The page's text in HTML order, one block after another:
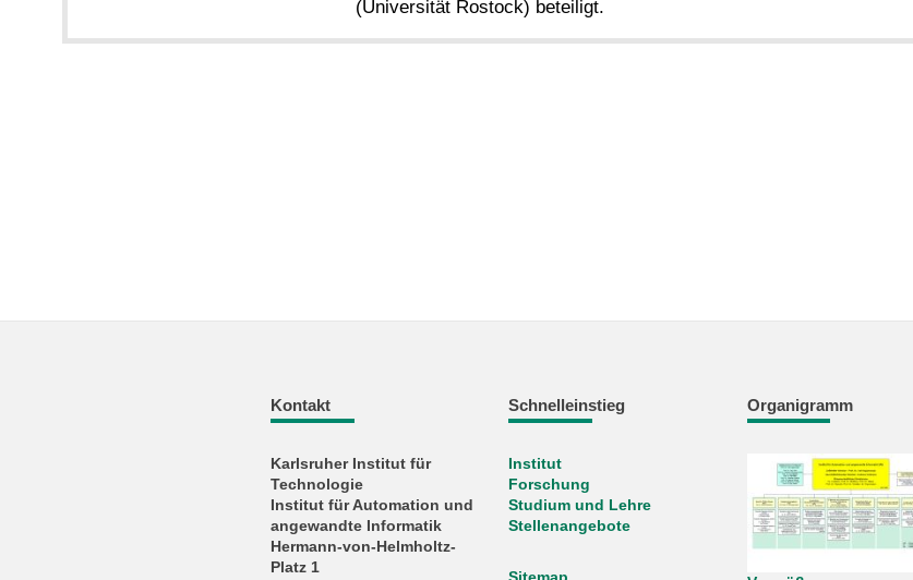
(Universität Rostock) beteiligt.
Kontakt
Karlsruher Institut für
Technologie
Institut für Automation und
angewandte Informatik
Hermann-von-Helmholtz-
Platz 1
Schnelleinstieg
Institut
Forschung
Studium und Lehre
Stellenangebote
Organigramm